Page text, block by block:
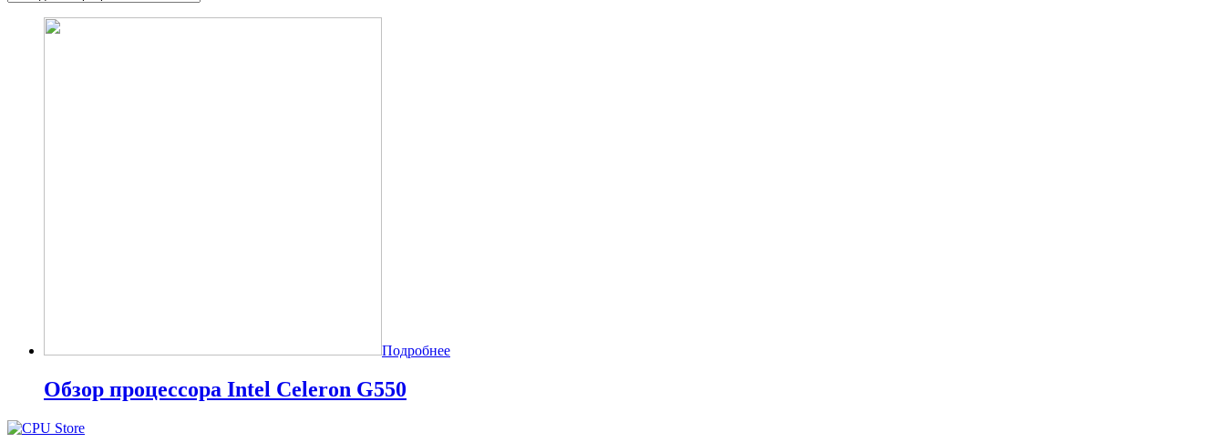
Подробнее
Обзор процессора Intel Celeron G550